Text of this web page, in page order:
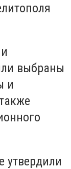
выбраны
и
утвердили